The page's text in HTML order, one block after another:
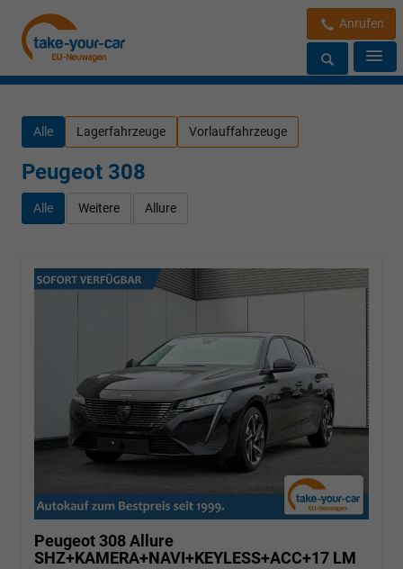
Anrufen
Alle Lagerfahrzeuge Vorlauffahrzeuge
Peugeot 308
Alle Weitere Allure
Peugeot 308Allure
SHZ+KAMERA+NAVI+KEYLESS+ACC+17 LM